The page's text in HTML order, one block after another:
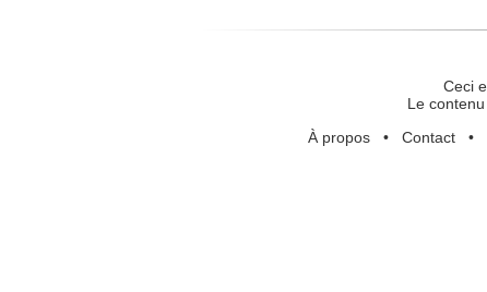
Ceci
Le
À propos• Contact•